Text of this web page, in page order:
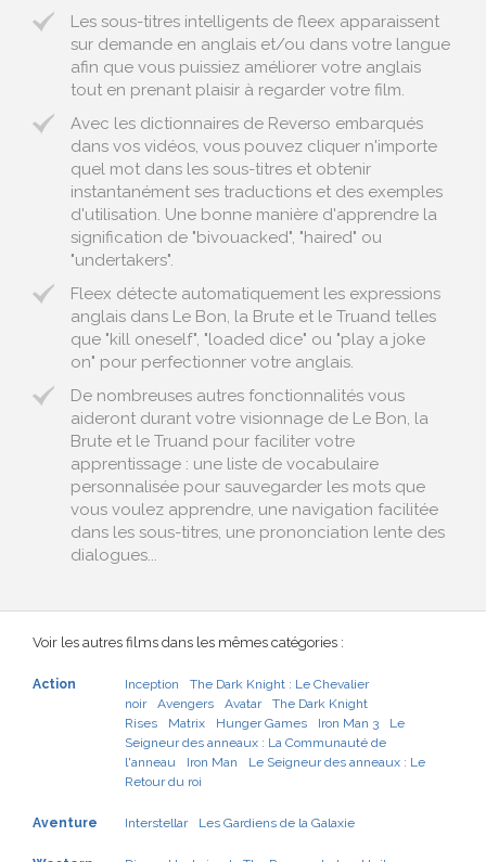
Les sous-titres intelligents de fleex apparaissent
sur demande en anglais et/ou dans votre langue
afin que vous puissiez améliorer votre anglais
tout en prenant plaisir à regarder votre film.
Avec les dictionnaires de Reverso embarqués
dans vos vidéos, vous pouvez cliquer n'importe
quel mot dans les sous-titres et obtenir
instantanément ses traductions et des exemples
d'utilisation. Une bonne manière d'apprendre la
signification de "bivouacked", "haired" ou
"undertakers".
Fleex détecte automatiquement les expressions
anglais dans Le Bon, la Brute et le Truand telles
que "kill oneself", "loaded dice" ou "play a joke
on" pour perfectionner votre anglais.
De nombreuses autres fonctionnalités vous
aideront durant votre visionnage de Le Bon, la
Brute et le Truand pour faciliter votre
apprentissage : une liste de vocabulaire
personnalisée pour sauvegarder les mots que
vous voulez apprendre, une navigation facilitée
dans les sous-titres, une prononciation lente des
dialogues...
Voir les autres films dans les mêmes catégories :
Action Inception
The Dark Knight : Le Chevalier
noir
Avengers Avatar
The Dark Knight
Rises
Matrix Hunger Games Iron Man 3
Le
Seigneur des anneaux : La Communauté de
l'anneau
Iron Man
Le Seigneur des anneaux : Le
Retour du roi
Aventure Interstellar Les Gardiens de la Galaxie